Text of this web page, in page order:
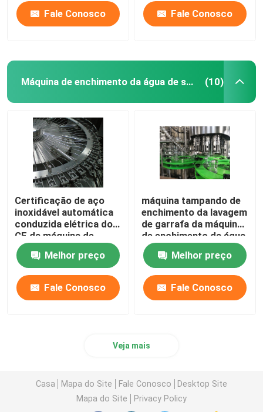
0.25L do CEFale Conosco Fale Conosco
Máquina de enchimento da água de soda (10)
Certificação de aço
inoxidável automática
conduzida elétrica do
CE da máquina de
enchimento da cola de
3000BPH 500ml
Melhor preço
Fale Conosco
máquina tampando de
enchimento da lavagem
de garrafa da máquina
de enchimento da água
de soda 20000bph
Melhor preço
Fale Conosco
Veja mais
Casa Mapa do Site Fale Conosco
Desktop Site
Mapa do Site
Privacy Policy